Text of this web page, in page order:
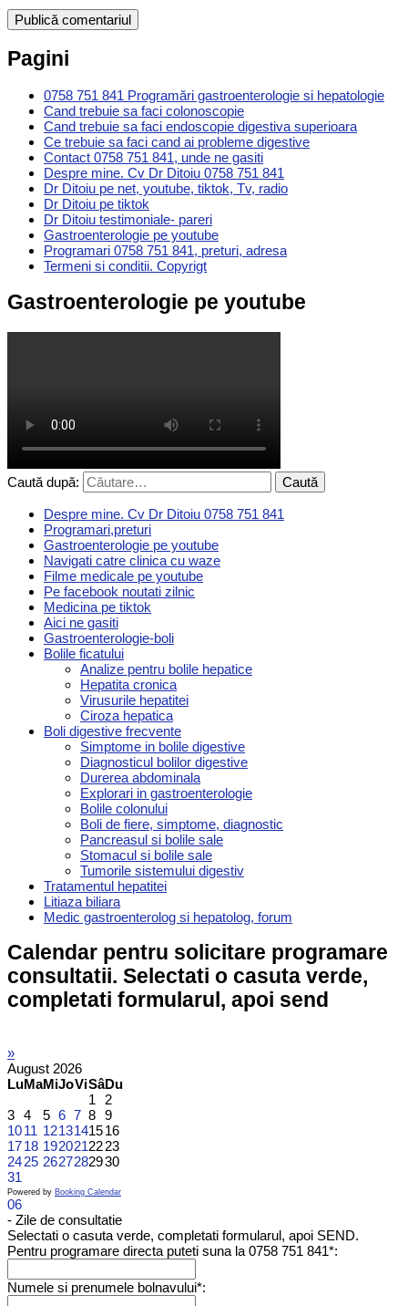
Pagini
0758 751 841 Programări gastroenterologie si hepatologie
Cand trebuie sa faci colonoscopie
Cand trebuie sa faci endoscopie digestiva superioara
Ce trebuie sa faci cand ai probleme digestive
Contact 0758 751 841, unde ne gasiti
Despre mine. Cv Dr Ditoiu 0758 751 841
Dr Ditoiu pe net, youtube, tiktok, Tv, radio
Dr Ditoiu pe tiktok
Dr Ditoiu testimoniale- pareri
Gastroenterologie pe youtube
Programari 0758 751 841, preturi, adresa
Termeni si conditii. Copyrigt
Gastroenterologie pe youtube
Caută după:
Despre mine. Cv Dr Ditoiu 0758 751 841
Programari,preturi
Gastroenterologie pe youtube
Navigati catre clinica cu waze
Filme medicale pe youtube
Pe facebook noutati zilnic
Medicina pe tiktok
Aici ne gasiti
Gastroenterologie-boli
Bolile ficatului
Analize pentru bolile hepatice
Hepatita cronica
Virusurile hepatitei
Ciroza hepatica
Boli digestive frecvente
Simptome in bolile digestive
Diagnosticul bolilor digestive
Durerea abdominala
Explorari in gastroenterologie
Bolile colonului
Boli de fiere, simptome, diagnostic
Pancreasul si bolile sale
Stomacul si bolile sale
Tumorile sistemului digestiv
Tratamentul hepatitei
Litiaza biliara
Medic gastroenterolog si hepatolog, forum
Calendar pentru solicitare programare
consultatii. Selectati o casuta verde,
completati formularul, apoi send
»
August 2026
LuMaMiJoViSâDu
1
2
3 4 5 6 7 8 9
1011 1213141516
1718 1920212223
2425 2627282930
31
Powered by Booking Calendar
06
- Zile de consultatie
Selectati o casuta verde, completati formularul, apoi SEND.
Pentru programare directa puteti suna la 0758 751 841*:
Numele si prenumele bolnavului*: